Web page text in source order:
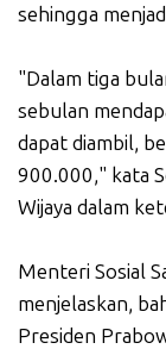
sehingga
"Dalam tiga
sebulan
dapat diambil,
900.000," kata
Wijaya dalam
Menteri Sosial
menjelaskan,
Presiden